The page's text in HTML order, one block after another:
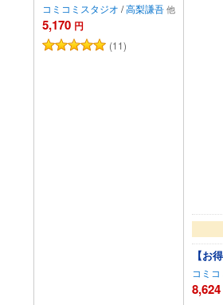
コミコミスタジオ /高梨謙吾
5,170 円
(11)
【お
コミ
8,624